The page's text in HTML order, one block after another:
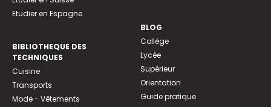
Etudier en Espagne
BIBLIOTHEQUE DES
TECHNIQUES
Cuisine
Transports
Mode - Vêtements
BLOG
Collège
Lycée
Supérieur
Orientation
Guide pratique